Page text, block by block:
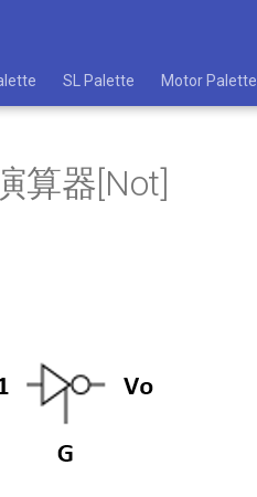
SL Palette Motor Palette
算器[Not]